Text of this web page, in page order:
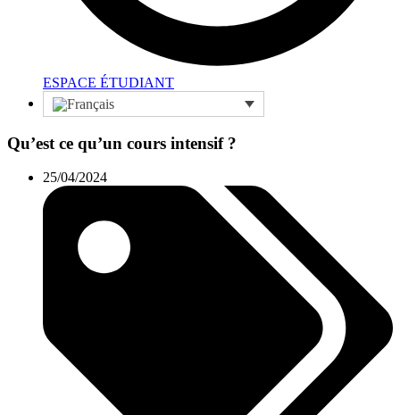
ESPACE ÉTUDIANT
Qu’est ce qu’un cours intensif ?
25/04/2024